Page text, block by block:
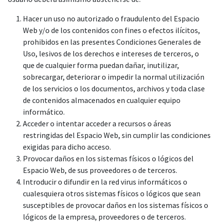
Hacer un uso no autorizado o fraudulento del Espacio
Web y/o de los contenidos con fines o efectos ilícitos,
prohibidos en las presentes Condiciones Generales de
Uso, lesivos de los derechos e intereses de terceros, o
que de cualquier forma puedan dañar, inutilizar,
sobrecargar, deteriorar o impedir la normal utilización
de los servicios o los documentos, archivos y toda clase
de contenidos almacenados en cualquier equipo
informático.
Acceder o intentar acceder a recursos o áreas
restringidas del Espacio Web, sin cumplir las condiciones
exigidas para dicho acceso.
Provocar daños en los sistemas físicos o lógicos del
Espacio Web, de sus proveedores o de terceros.
Introducir o difundir en la red virus informáticos o
cualesquiera otros sistemas físicos o lógicos que sean
susceptibles de provocar daños en los sistemas físicos o
lógicos de la empresa, proveedores o de terceros.